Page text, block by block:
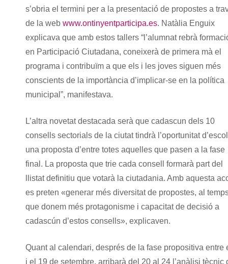
s’obria el termini per a la presentació de propostes a
de la web www.ontinyentparticipa.es. Natàlia Enguix
explicava que amb estos tallers “l’alumnat rebrà
en Participació Ciutadana, coneixerà de primera mà el
programa i contribuïm a que els i les joves siguen més
conscients de la importància d’implicar-se en la política
municipal”, manifestava.
L’altra novetat destacada serà que cadascun dels 10
consells sectorials de la ciutat tindrà l’oportunitat
una proposta d’entre totes aquelles que pasen a la fase
final. La proposta que trie cada consell formarà part del
llistat definitiu que votarà la ciutadania. Amb aquesta
es preten «generar més diversitat de propostes, al
que donem més protagonisme i capacitat de decisió a
cadascún d’estos consells», explicaven.
Quant al calendari, després de la fase propositiva entre
i el 19 de setembre, arribarà del 20 al 24 l’anàlisi tècnic